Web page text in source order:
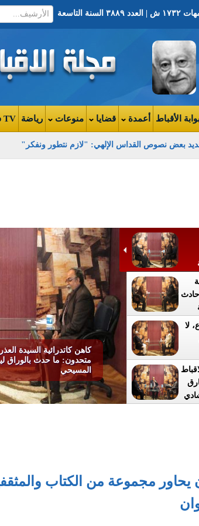
الأقباط أعمدة قضايا منوعات رياضة TV
لتجديد بعض نصوص القداس الإلهي: "لازم نتطور ونفكر"
كاهن كاتدرائية السيدة
متحدون: ما حدث بالوراق
المسيحي
لا
"
في
يحاور مجموعة من الكتاب